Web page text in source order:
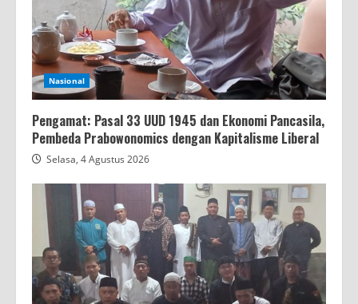
Nasional
Pengamat: Pasal 33 UUD 1945 dan Ekonomi Pancasila,
Pembeda Prabowonomics dengan Kapitalisme Liberal
Selasa, 4 Agustus 2026